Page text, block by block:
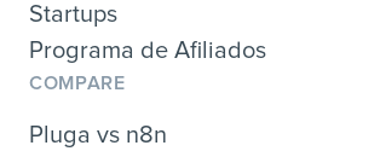
Startups
Programa de Afiliados
COMPARE
Pluga vs n8n